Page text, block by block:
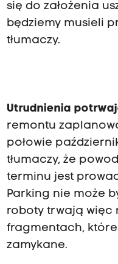
się do założenia
będziemy musieli
tłumaczy.
Utrudnienia
remontu
połowie
tłumaczy, że
terminu jest
Parking nie może
roboty trwają więc
fragmentach,
zamykane.